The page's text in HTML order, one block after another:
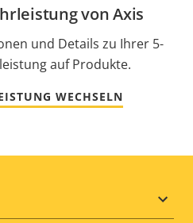
von Axis
und Details zu Ihrer 5-
auf Produkte.
WECHSELN